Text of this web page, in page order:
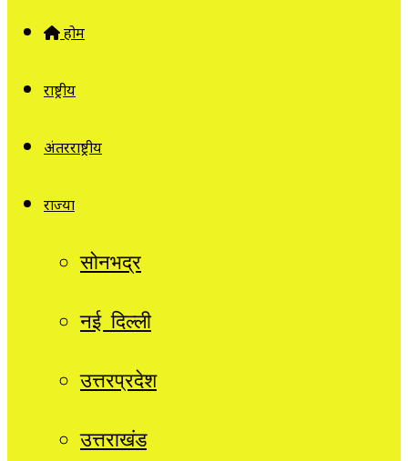
होम
राष्ट्रीय
अंतरराष्ट्रीय
राज्यों
सोनभद्र
नई दिल्ली
उत्तरप्रदेश
उत्तराखंड